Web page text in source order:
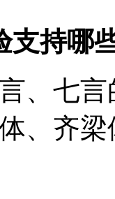
支持哪
、七
、齐